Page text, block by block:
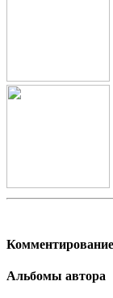
Альбомы автора